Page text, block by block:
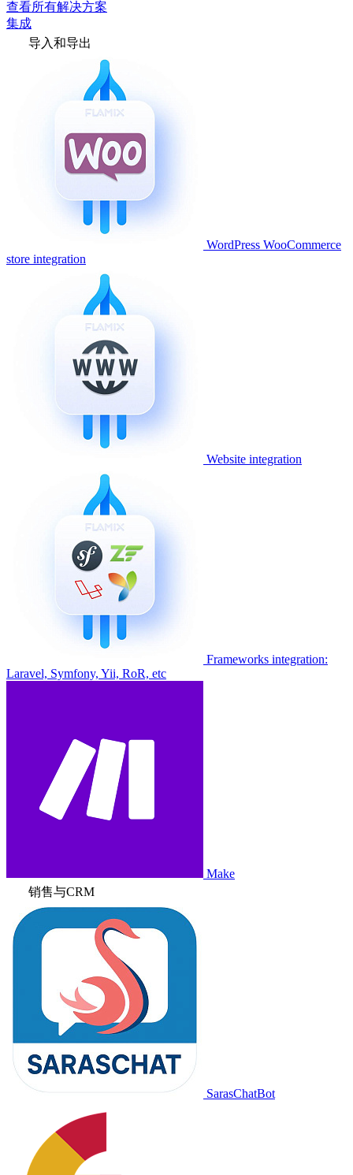
查看所有解决方案
集成
导入和导出
WordPress WooCommerce
store integration
Website integration
Frameworks integration:
Laravel, Symfony, Yii, RoR, etc
Make
销售与CRM
SarasChatBot